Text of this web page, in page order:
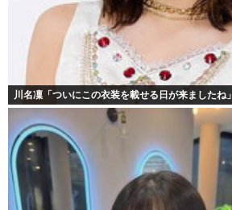
川名凜「ついにこの衣装を載せる日が来ましたね」